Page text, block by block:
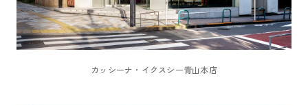
カッシーナ・イクスシー青山本店